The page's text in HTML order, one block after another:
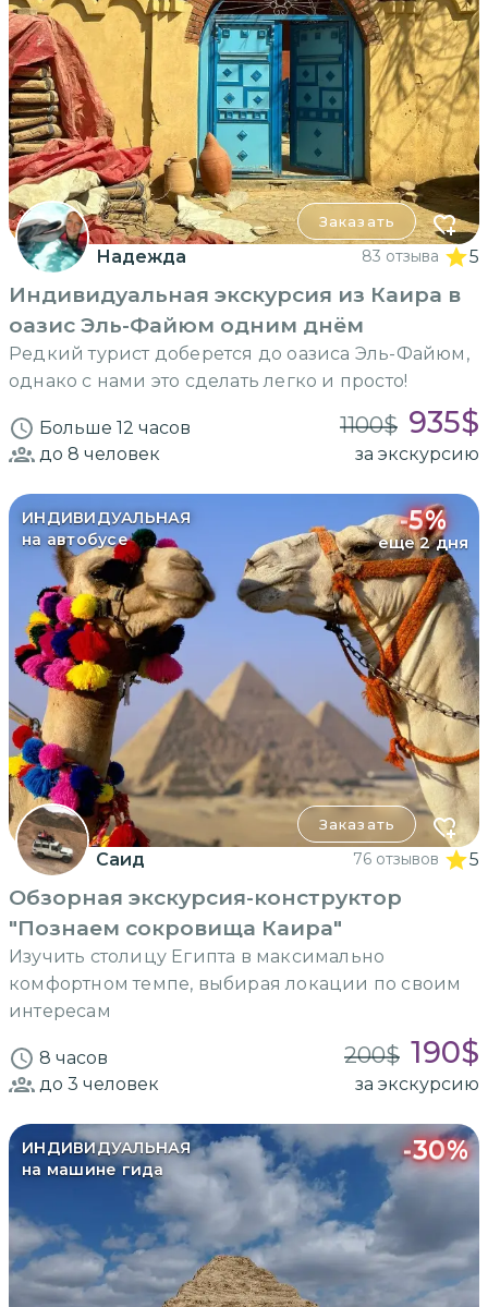
Заказать
Надежда 83 отзыва 5
Индивидуальная экскурсия из Каира в
оазис Эль-Файюм одним днём
Редкий турист доберется до оазиса Эль-Файюм,
однако с нами это сделать легко и просто!
Больше 12 часов 1100$ 935$
до 8 человек за экскурсию
ИНДИВИДУАЛЬНАЯ
на автобусе
-5%
еще 2 дня
Заказать
Саид 76 отзывов 5
Обзорная экскурсия-конструктор
"Познаем сокровища Каира"
Изучить столицу Египта в максимально
комфортном темпе, выбирая локации по своим
интересам
8 часов 200$ 190$
до 3 человек за экскурсию
ИНДИВИДУАЛЬНАЯ
на машине гида
-30%